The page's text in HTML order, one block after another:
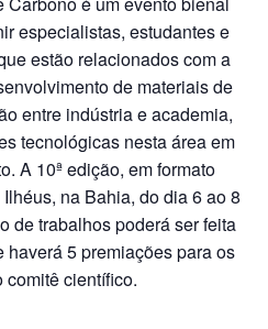
especialistas, estudantes e
estão relacionados com a
de materiais de
entre indústria e academia,
tecnológicas nesta área em
A 10ª edição, em formato
na Bahia, do dia 6 ao 8
de trabalhos poderá ser feita
haverá 5 premiações para os
científico.